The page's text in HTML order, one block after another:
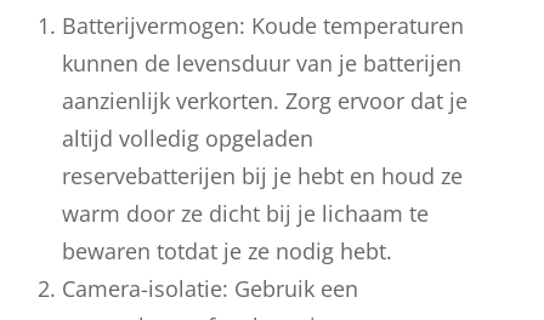
Batterijvermogen: Koude temperaturen
kunnen de levensduur van je batterijen
aanzienlijk verkorten. Zorg ervoor dat je
altijd volledig opgeladen
reservebatterijen bij je hebt en houd ze
warm door ze dicht bij je lichaam te
bewaren totdat je ze nodig hebt.
Camera-isolatie: Gebruik een